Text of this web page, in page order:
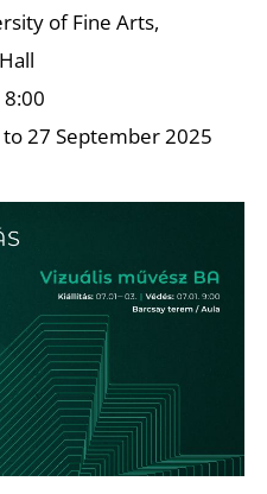
of Fine Arts,
27 September 2025